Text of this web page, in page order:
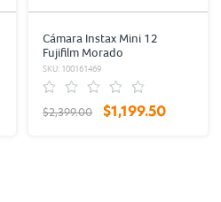
Cámara Instax Mini 12
Fujifilm Morado
SKU: 100161469
$2,399.00 $1,199.50